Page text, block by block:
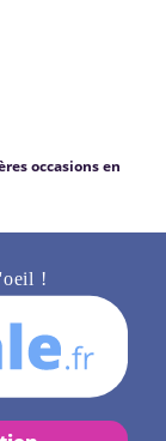
occasions en
!